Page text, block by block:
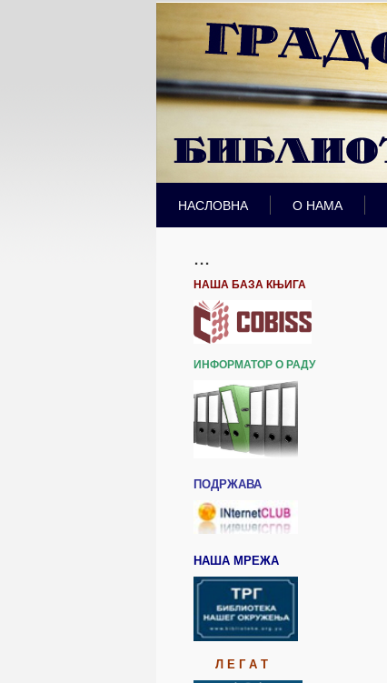
НАСЛОВНА О НАМА
...
НАША БАЗА КЊИГА
ИНФОРМАТОР О РАДУ
ПОДРЖАВА
НАША МРЕЖА
Л Е Г А Т